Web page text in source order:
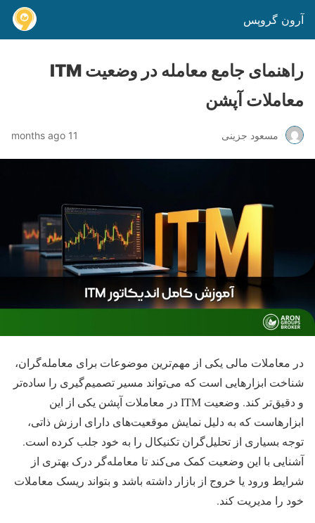
آرون گروپس
راهنمای جامع معامله در وضعیت ITM
معاملات آپشن
مسعود جزینی 11 months ago
در معاملات مالی یکی از مهم‌ترین موضوعات برای معامله‌گران،
شناخت ابزارهایی است که می‌تواند مسیر تصمیم‌گیری را ساده‌تر
و دقیق‌تر کند. وضعیت ITM در معاملات آپشن یکی از این
ابزارهاست که به دلیل نمایش موقعیت‌های دارای ارزش ذاتی،
توجه بسیاری از تحلیل‌گران تکنیکال را به خود جلب کرده است.
آشنایی با این وضعیت کمک می‌کند تا معامله‌گر درک بهتری از
شرایط ورود یا خروج از بازار داشته باشد و بتواند ریسک معاملات
خود را مدیریت کند.